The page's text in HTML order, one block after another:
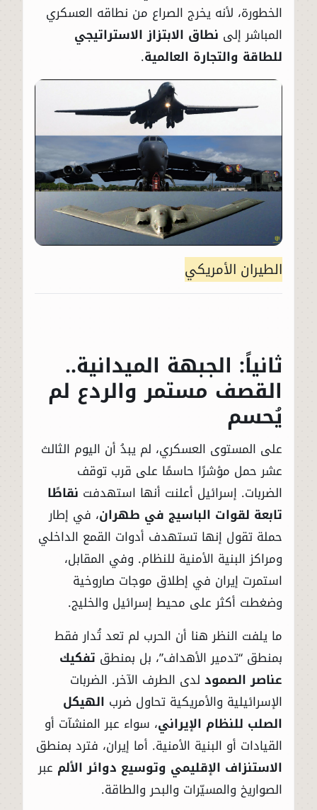
الخطورة، لأنه يخرج الصراع من نطاقه العسكري
المباشر إلى نطاق الابتزاز الاستراتيجي
للطاقة والتجارة العالمية.
الطيران الأمريكي
ثانياً: الجبهة الميدانية..
القصف مستمر والردع لم
يُحسم
على المستوى العسكري، لم يبدُ أن اليوم الثالث
عشر حمل مؤشرًا حاسمًا على قرب توقف
الضربات. إسرائيل أعلنت أنها استهدفت نقاطًا
تابعة لقوات الباسيج في طهران، في إطار
حملة تقول إنها تستهدف أدوات القمع الداخلي
ومراكز البنية الأمنية للنظام. وفي المقابل،
استمرت إيران في إطلاق موجات صاروخية
وضغطت أكثر على محيط إسرائيل والخليج.
ما يلفت النظر هنا أن الحرب لم تعد تُدار فقط
بمنطق “تدمير الأهداف”، بل بمنطق تفكيك
عناصر الصمود لدى الطرف الآخر. الضربات
الإسرائيلية والأمريكية تحاول ضرب الهيكل
الصلب للنظام الإيراني، سواء عبر المنشآت أو
القيادات أو البنية الأمنية. أما إيران، فترد بمنطق
الاستنزاف الإقليمي وتوسيع دوائر الألم عبر
الصواريخ والمسيّرات والبحر والطاقة.